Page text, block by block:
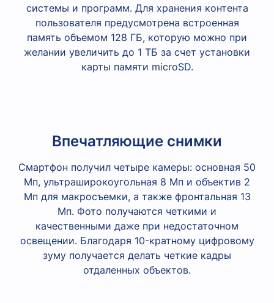
системы и программ. Для хранения контента
пользователя предусмотрена встроенная
память объемом 128 ГБ, которую можно при
желании увеличить до 1 ТБ за счет установки
карты памяти microSD.
Впечатляющие снимки
Смартфон получил четыре камеры: основная 50
Мп, ультраширокоугольная 8 Мп и объектив 2
Мп для макросъемки, а также фронтальная 13
Мп. Фото получаются четкими и
качественными даже при недостаточном
освещении. Благодаря 10-кратному цифровому
зуму получается делать четкие кадры
отдаленных объектов.